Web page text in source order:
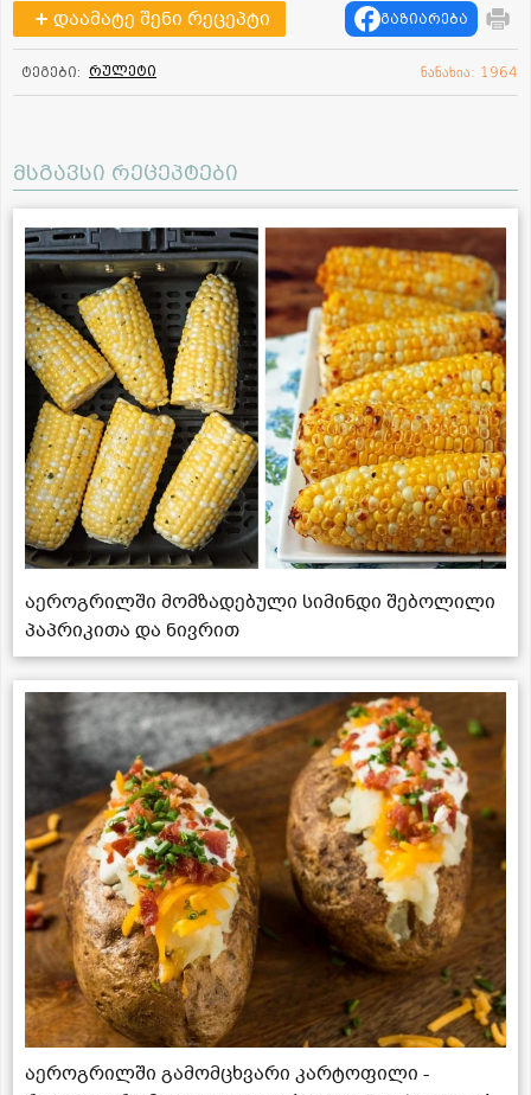
დაამატე შენი რეცეპტი გაზიარება
ტეგები: რულეტი ნანახია: 1964
მსგავსი რეცეპტები
აეროგრილში მომზადებული სიმინდი შებოლილი
პაპრიკითა და ნივრით
აეროგრილში გამომცხვარი კარტოფილი -